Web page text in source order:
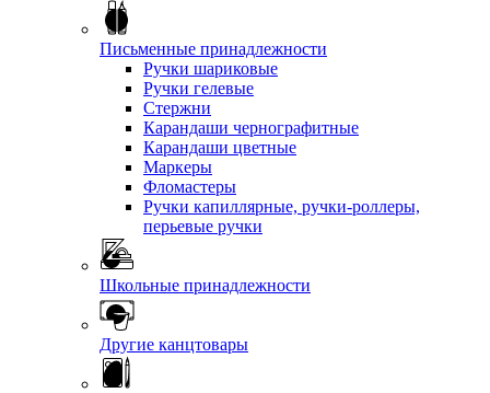
Письменные принадлежности
Ручки шариковые
Ручки гелевые
Стержни
Карандаши чернографитные
Карандаши цветные
Маркеры
Фломастеры
Ручки капиллярные, ручки-роллеры,
перьевые ручки
Школьные принадлежности
Другие канцтовары